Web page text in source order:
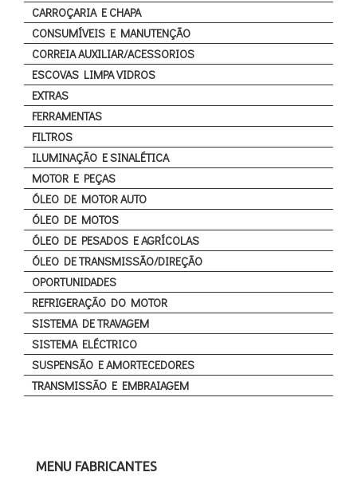
CARROÇARIA E CHAPA
CONSUMÍVEIS E MANUTENÇÃO
CORREIA AUXILIAR/ACESSORIOS
ESCOVAS LIMPA VIDROS
EXTRAS
FERRAMENTAS
FILTROS
ILUMINAÇÃO E SINALÉTICA
MOTOR E PEÇAS
ÓLEO DE MOTOR AUTO
ÓLEO DE MOTOS
ÓLEO DE PESADOS E AGRÍCOLAS
ÓLEO DE TRANSMISSÃO/DIREÇÃO
OPORTUNIDADES
REFRIGERAÇÃO DO MOTOR
SISTEMA DE TRAVAGEM
SISTEMA ELÉCTRICO
SUSPENSÃO E AMORTECEDORES
TRANSMISSÃO E EMBRAIAGEM
MENU FABRICANTES